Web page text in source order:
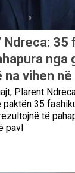
Ndreca: 35
nga
na vihen
Plarent
35
të
pavl